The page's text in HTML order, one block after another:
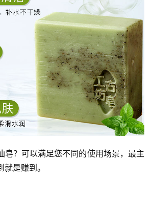
皂？可以满足您不同的使用场景，最主
是赚到。